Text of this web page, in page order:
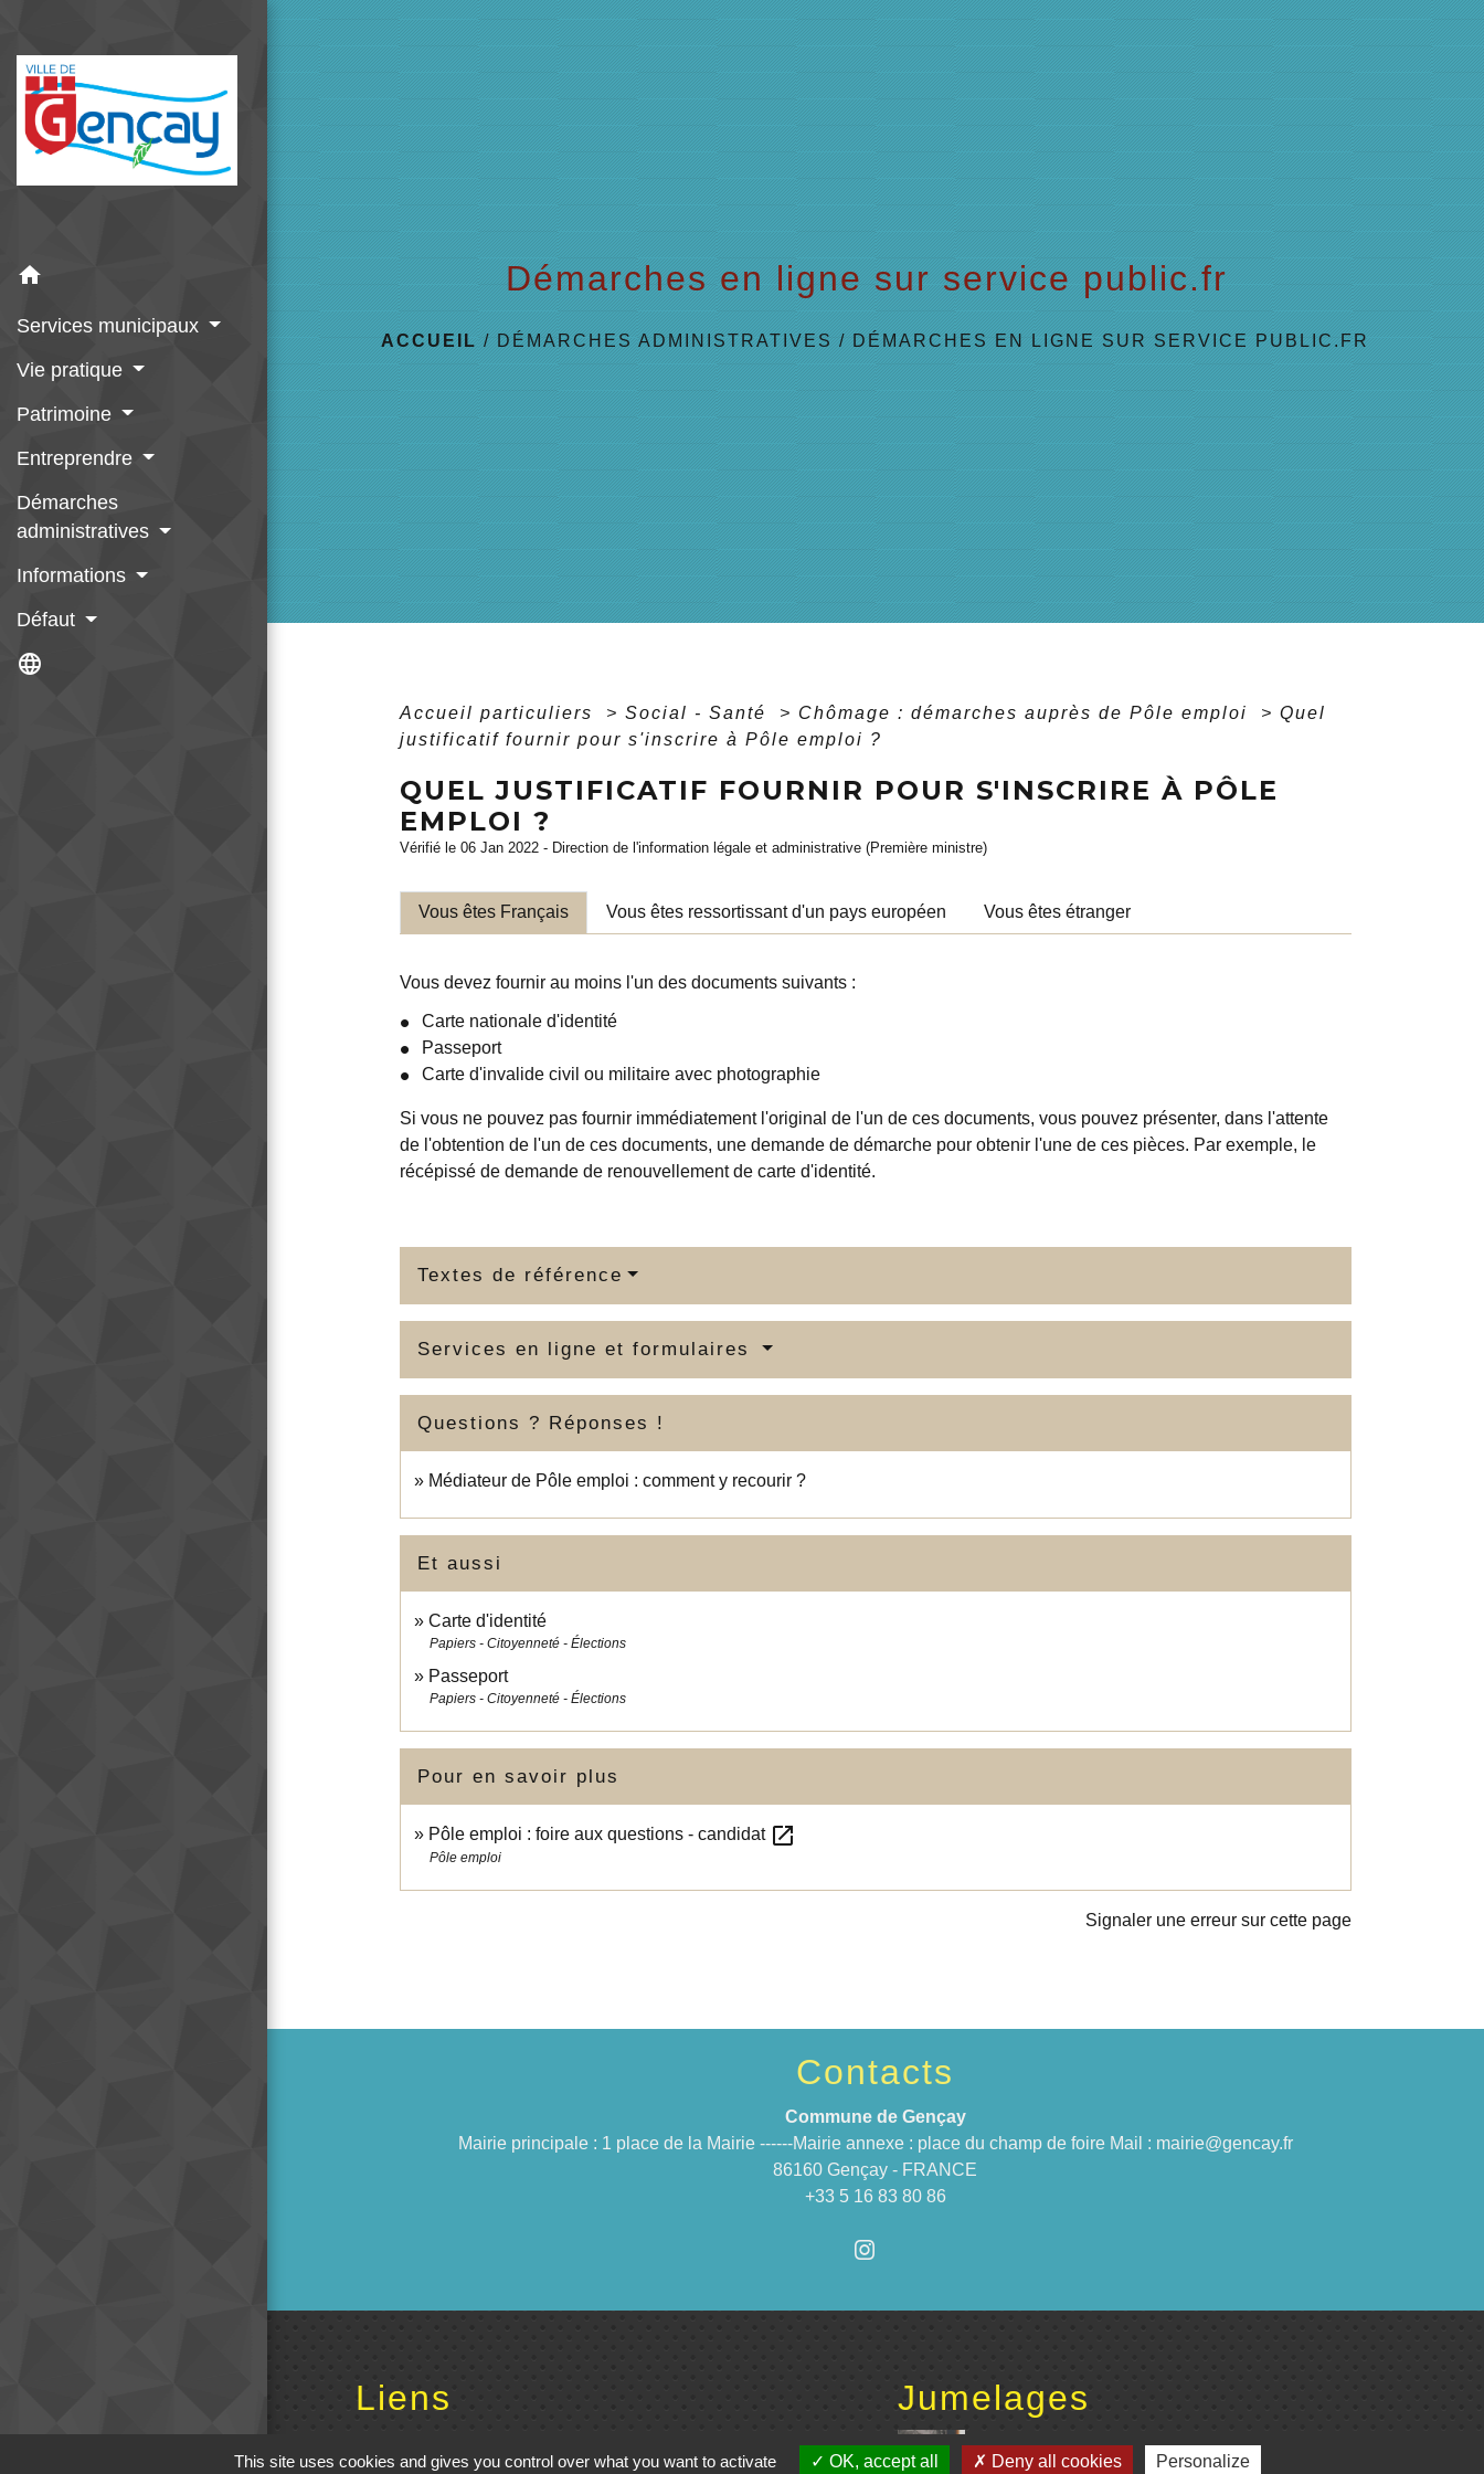
home
Services municipaux
Vie pratique
Patrimoine
Entreprendre
Démarches
administratives
Informations
Défaut
language
Démarches en ligne sur service public.fr
ACCUEIL / DÉMARCHES ADMINISTRATIVES / DÉMARCHES EN LIGNE SUR SERVICE PUBLIC.FR
Accueil particuliers > Social - Santé > Chômage : démarches auprès de Pôle emploi > Quel
justificatif fournir pour s'inscrire à Pôle emploi ?
QUEL JUSTIFICATIF FOURNIR POUR S'INSCRIRE À PÔLE
EMPLOI ?
Vérifié le 06 Jan 2022 - Direction de l'information légale et administrative (Première ministre)
Vous êtes Français Vous êtes ressortissant d'un pays européen Vous êtes étranger
Vous devez fournir au moins l'un des documents suivants :
Carte nationale d'identité
Passeport
Carte d'invalide civil ou militaire avec photographie
Si vous ne pouvez pas fournir immédiatement l'original de l'un de ces documents, vous pouvez présenter, dans l'attente
de l'obtention de l'un de ces documents, une demande de démarche pour obtenir l'une de ces pièces. Par exemple, le
récépissé de demande de renouvellement de carte d'identité.
Textes de référence
Services en ligne et formulaires
Questions ? Réponses !
Médiateur de Pôle emploi : comment y recourir ?
Et aussi
Carte d'identité
Papiers - Citoyenneté - Élections
Passeport
Papiers - Citoyenneté - Élections
Pour en savoir plus
Pôle emploi : foire aux questions - candidat open_in_new
Pôle emploi
Signaler une erreur sur cette page
Contacts
Commune de Gençay
Mairie principale : 1 place de la Mairie ------Mairie annexe : place du champ de foire Mail : mairie@gencay.fr
86160 Gençay - FRANCE
+33 5 16 83 80 86
Liens Jumelages
Comité de jumelage de Gençay et sa région
This site uses cookies and gives you control over what you want to activate OK, accept all Deny all cookies Personalize